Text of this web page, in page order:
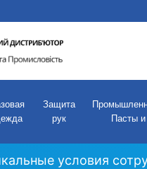
Защита
рук
Пасты
условия